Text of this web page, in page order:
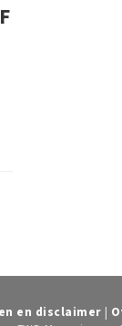
en disclaimer |